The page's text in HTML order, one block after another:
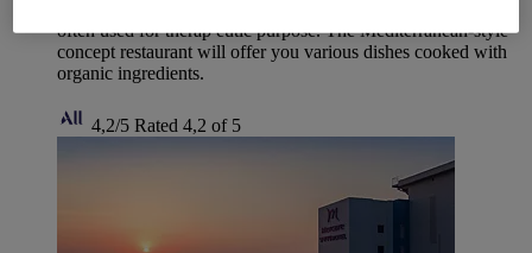
often used for therap eutic purpose. The Mediterranean-style
concept restaurant will offer you various dishes cooked with
organic ingredients.
4,2/5 Rated 4,2 of 5